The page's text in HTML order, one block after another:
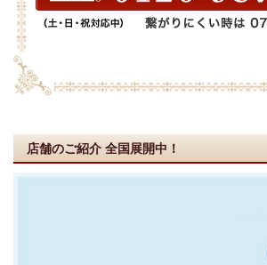
店舗のご紹介 全国展開中！